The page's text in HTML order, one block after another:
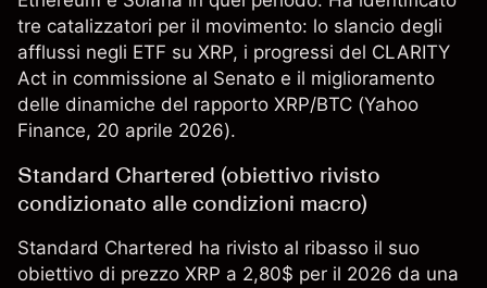
tre catalizzatori per il movimento: lo slancio degli
afflussi negli ETF su XRP, i progressi del CLARITY
Act in commissione al Senato e il miglioramento
delle dinamiche del rapporto XRP/BTC (Yahoo
Finance, 20 aprile 2026).
Standard Chartered (obiettivo rivisto
condizionato alle condizioni macro)
Standard Chartered ha rivisto al ribasso il suo
obiettivo di prezzo XRP a 2,80$ per il 2026 da una